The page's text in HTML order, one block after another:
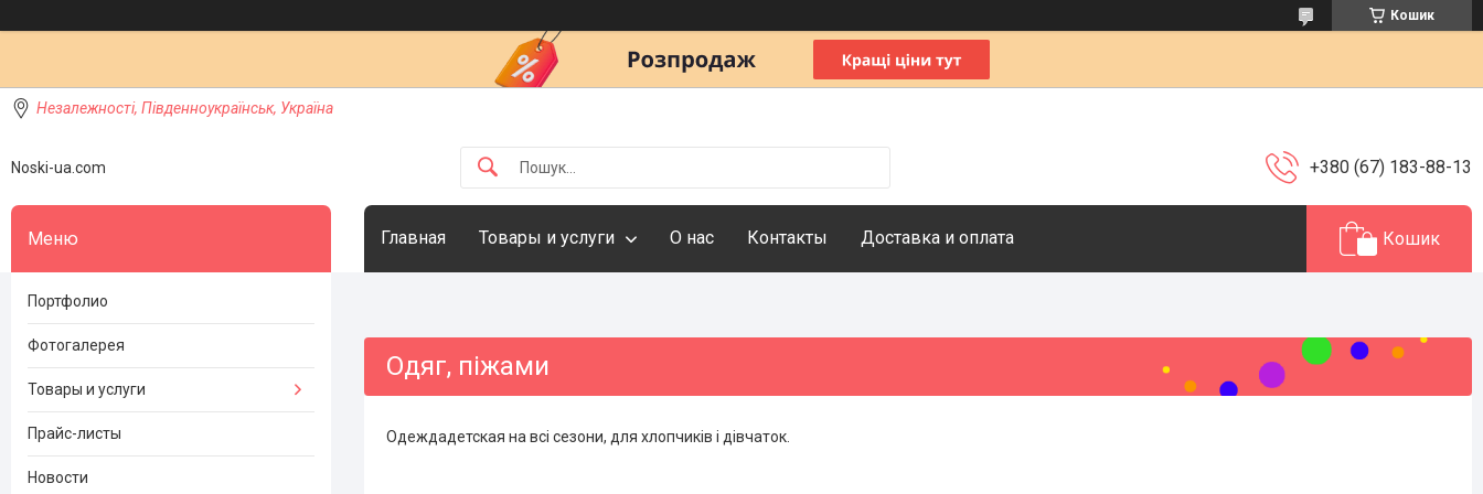
Кошик
Незалежності, Південноукраїнськ, Україна
Noski-ua.com +380 (67) 183-88-13
Главная Товары и услуги О нас Контакты Доставка и оплата Кошик
Одяг, піжами
Одеждадетская на всі сезони, для хлопчиків і дівчаток.
Портфолио
Фотогалерея
Товары и услуги
Прайс-листы
Новости